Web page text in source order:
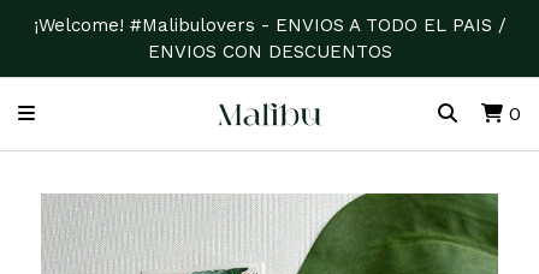
¡Welcome! #Malibulovers - ENVIOS A TODO EL PAIS /
ENVIOS CON DESCUENTOS
0